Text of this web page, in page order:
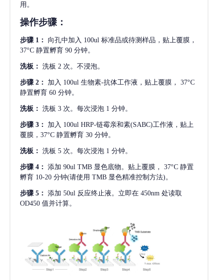
用。
操作步骤：
步骤 1： 向孔中加入 100ul 标准品或待测样品，贴上覆膜，
37°C 静置孵育 90 分钟。
洗板： 洗板 2 次。不浸泡。
步骤 2： 加入 100ul 生物素-抗体工作液，贴上覆膜， 37°C
静置孵育 60 分钟。
洗板： 洗板 3 次。每次浸泡 1 分钟。
步骤 3： 加入 100ul HRP-链霉亲和素(SABC)工作液，贴上
覆膜，37°C 静置孵育 30 分钟。
洗板： 洗板 5 次。每次浸泡 1 分钟。
步骤 4： 添加 90ul TMB 显色底物。贴上覆膜， 37°C 静置
孵育 10-20 分钟(请使用 TMB 显色精准控制方法)。
步骤 5： 添加 50ul 反应终止液。立即在 450nm 处读取
OD450 值并计算。